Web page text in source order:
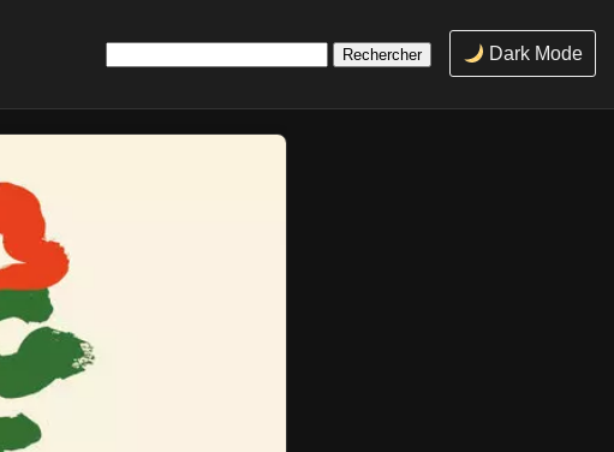
Dark Mode